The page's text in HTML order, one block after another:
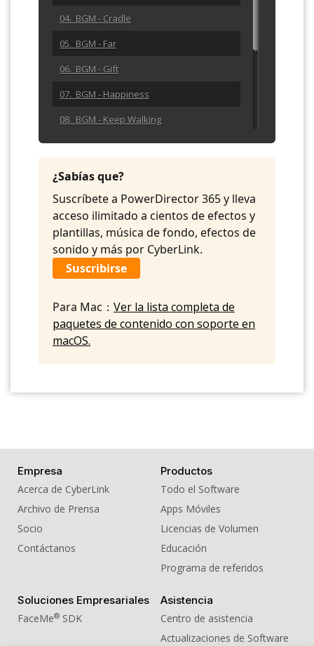
04. BGM - Cradle
05. BGM - Far
06. BGM - Gift
07. BGM - Happiness
08. BGM - Keep Walking
09. BGM - Lan Lan Lan
10. BGM - Mercy Waltz
11. BGM - Photograph
12. BGM - Sentimental
13. BGM - Sleepy Kitten
¿Sabías que?
Suscríbete a PowerDirector 365 y lleva
acceso ilimitado a cientos de efectos y
plantillas, música de fondo, efectos de
sonido y más por CyberLink.
Suscribirse
Para Mac： Ver la lista completa de
paquetes de contenido con soporte en
macOS.
Empresa
Acerca de CyberLink
Archivo de Prensa
Socio
Contáctanos
Productos
Todo el Software
Apps Móviles
Licencias de Volumen
Educación
Programa de referidos
Soluciones Empresariales
FaceMe® SDK
Asistencia
Centro de asistencia
Actualizaciones de Software